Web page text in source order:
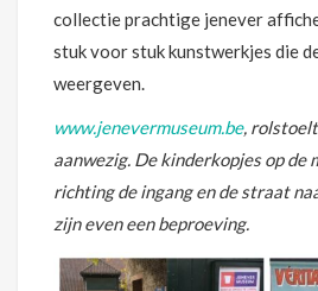
collectie prachtige jenever
stuk voor stuk kunstwerkjes die
weergeven.
www.jenevermuseum.be,
aanwezig. De kinderkopjes op de
richting de ingang en de straat
zijn even een beproeving.